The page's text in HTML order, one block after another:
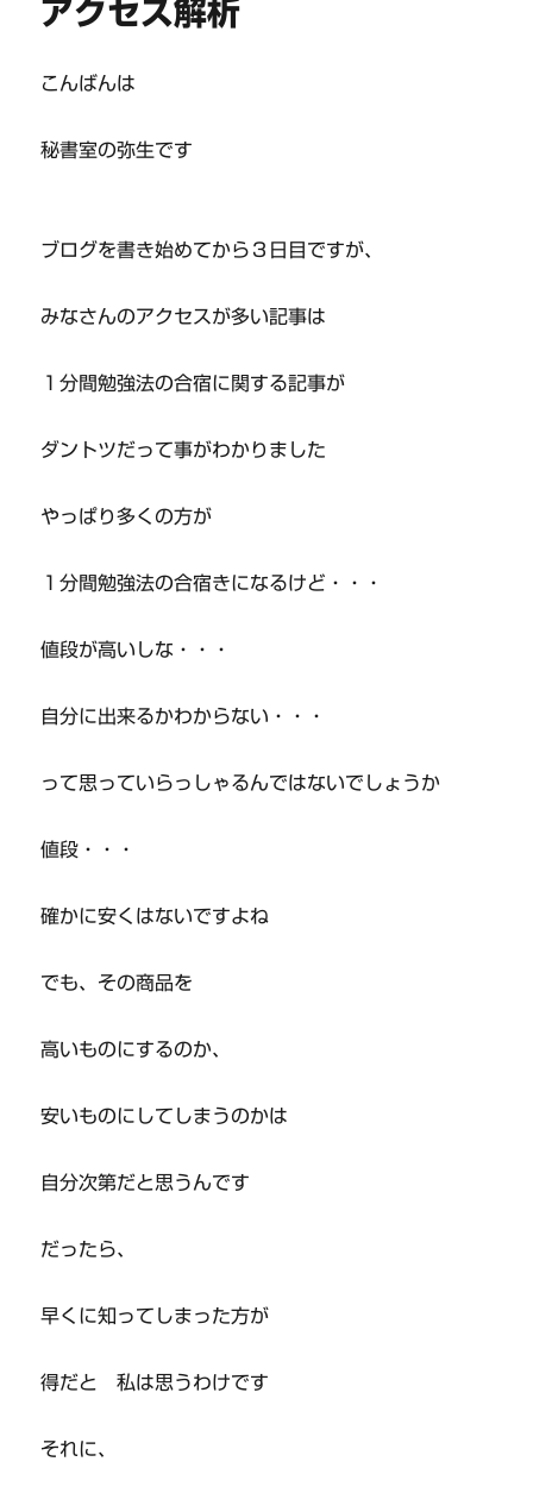
アクセス解析
こんばんは
秘書室の弥生です
ブログを書き始めてから３日目ですが、
みなさんのアクセスが多い記事は
１分間勉強法の合宿に関する記事が
ダントツだって事がわかりました
やっぱり多くの方が
１分間勉強法の合宿きになるけど・・・
値段が高いしな・・・
自分に出来るかわからない・・・
って思っていらっしゃるんではないでしょうか
値段・・・
確かに安くはないですよね
でも、その商品を
高いものにするのか、
安いものにしてしまうのかは
自分次第だと思うんです
だったら、
早くに知ってしまった方が
得だと 私は思うわけです
それに、